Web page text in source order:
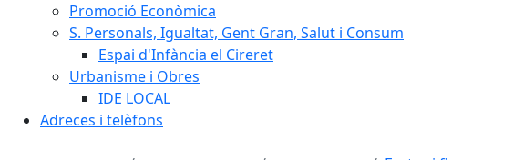
Promoció Econòmica
S. Personals, Igualtat, Gent Gran, Salut i Consum
Espai d'Infància el Cireret
Urbanisme i Obres
IDE LOCAL
Adreces i telèfons